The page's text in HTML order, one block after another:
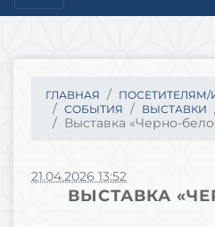
ГЛАВНАЯ
СОБЫТИЯ
ВЫСТАВКИ
Выставка «Черно-
21.04.2026 13:52
ВЫСТАВКА